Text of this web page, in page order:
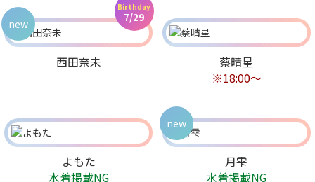
Birthday
7/29
西田奈未
new
蔡晴星
※18:00〜
よもた
水着掲載NG
月雫
水着掲載NG
new